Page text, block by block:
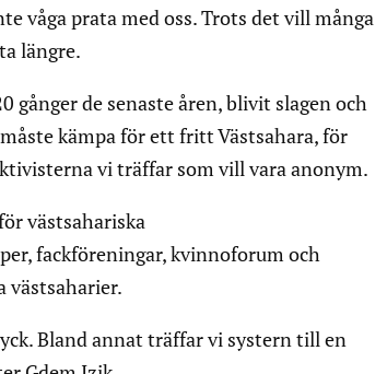
våga prata med oss. Trots det vill många
längre.
de senaste åren, blivit slagen och
kämpa för ett fritt Västsahara, för
vi träffar som vill vara anonym.
västsahariska
fackföreningar, kvinnoforum och
västsaharier.
Bland annat träffar vi systern till en